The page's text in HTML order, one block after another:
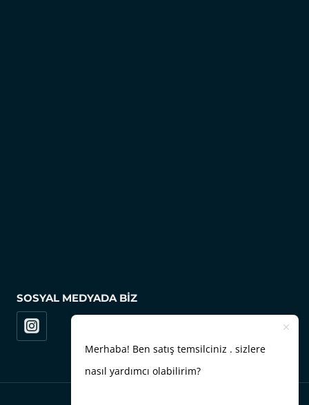
SOSYAL MEDYADA BIZ
Merhaba! Ben satış temsilciniz . sizlere
nasıl yardımcı olabilirim?